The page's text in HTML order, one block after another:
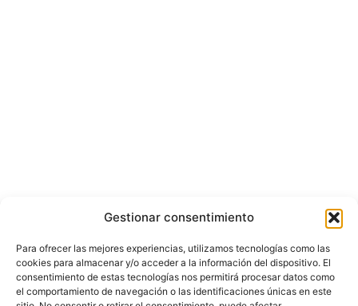
Gestionar consentimiento
Para ofrecer las mejores experiencias, utilizamos tecnologías como las
cookies para almacenar y/o acceder a la información del dispositivo. El
consentimiento de estas tecnologías nos permitirá procesar datos como
el comportamiento de navegación o las identificaciones únicas en este